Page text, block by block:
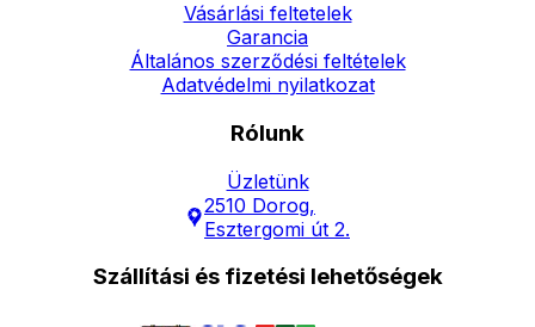
Vásárlási feltetelek
Garancia
Általános szerződési feltételek
Adatvédelmi nyilatkozat
Rólunk
Üzletünk
2510 Dorog,
Esztergomi út 2.
Szállítási és fizetési lehetőségek